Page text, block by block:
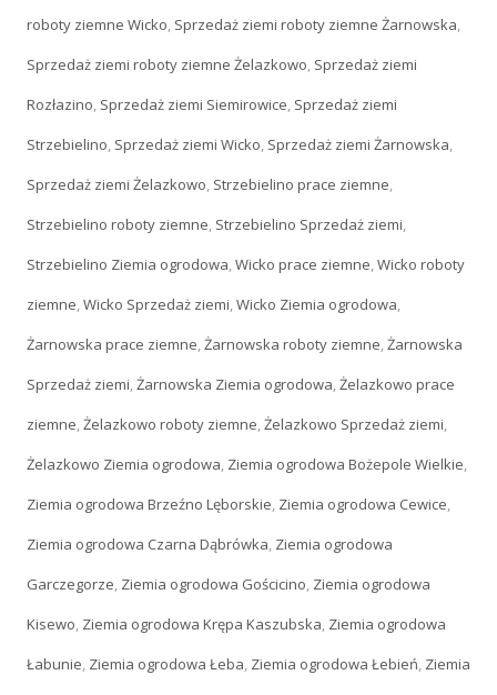
roboty ziemne Wicko, Sprzedaż ziemi roboty ziemne Żarnowska,
Sprzedaż ziemi roboty ziemne Żelazkowo, Sprzedaż ziemi
Rozłazino, Sprzedaż ziemi Siemirowice, Sprzedaż ziemi
Strzebielino, Sprzedaż ziemi Wicko, Sprzedaż ziemi Żarnowska,
Sprzedaż ziemi Żelazkowo, Strzebielino prace ziemne,
Strzebielino roboty ziemne, Strzebielino Sprzedaż ziemi,
Strzebielino Ziemia ogrodowa,Wicko prace ziemne,Wicko roboty
ziemne,Wicko Sprzedaż ziemi,Wicko Ziemia ogrodowa,
Żarnowska prace ziemne,Żarnowska roboty ziemne,Żarnowska
Sprzedaż ziemi,Żarnowska Ziemia ogrodowa,Żelazkowo prace
ziemne,Żelazkowo roboty ziemne,Żelazkowo Sprzedaż ziemi,
Żelazkowo Ziemia ogrodowa, Ziemia ogrodowa Bożepole Wielkie,
Ziemia ogrodowa Brzeźno Lęborskie, Ziemia ogrodowa Cewice,
Ziemia ogrodowa Czarna Dąbrówka, Ziemia ogrodowa
Garczegorze, Ziemia ogrodowa Gościcino, Ziemia ogrodowa
Kisewo, Ziemia ogrodowa Krępa Kaszubska, Ziemia ogrodowa
Łabunie, Ziemia ogrodowa Łeba, Ziemia ogrodowa Łebień, Ziemia